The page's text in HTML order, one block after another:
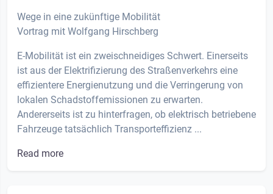
Wege in eine zukünftige Mobilität
Vortrag mit Wolfgang Hirschberg
E-Mobilität ist ein zweischneidiges Schwert. Einerseits
ist aus der Elektrifizierung des Straßenverkehrs eine
effizientere Energienutzung und die Verringerung von
lokalen Schadstoffemissionen zu erwarten.
Andererseits ist zu hinterfragen, ob elektrisch betriebene
Fahrzeuge tatsächlich Transporteffizienz ...
Read more